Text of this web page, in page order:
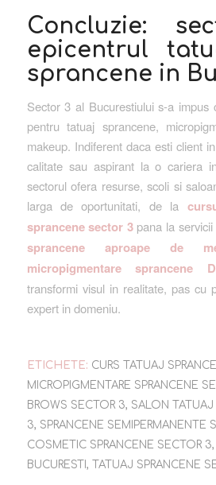
Concluzie:
epicentrul
sprancene in
Sector 3 al Bucurestiului s-a
pentru tatuaj sprancene,
makeup. Indiferent daca esti client
calitate sau aspirant la o cariera
sectorul ofera resurse, scoli si
larga de oportunitati, de la
sprancene sector 3pana la
sprancene aproape de
micropigmentare sprancene
transformi visul in realitate, pas cu
expert in domeniu.
ETICHETE: CURS TATUAJ
MICROPIGMENTARE SPRANCENE
BROWS SECTOR 3, SALON TATUAJ
3, SPRANCENE SEMIPERMANENTE
COSMETIC SPRANCENE SECTOR 3,
BUCURESTI , TATUAJ SPRANCENE